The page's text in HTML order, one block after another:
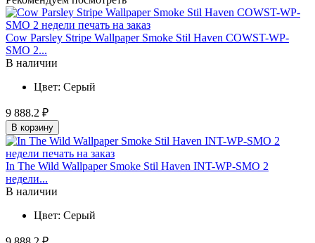
Cow Parsley Stripe Wallpaper Smoke Stil Haven COWST-WP-
SMO 2...
В наличии
Цвет: Серый
9 888.2 ₽
В корзину
In The Wild Wallpaper Smoke Stil Haven INT-WP-SMO 2
недели...
В наличии
Цвет: Серый